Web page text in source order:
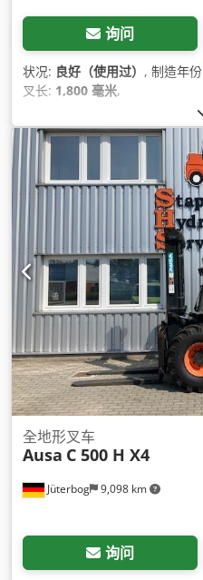
询问
状况: 良好（使用过） , 制造年
叉长: 1,800 毫米,
Jüterbog 9,098 km
全地形叉车
Ausa C 500 H X4
询问